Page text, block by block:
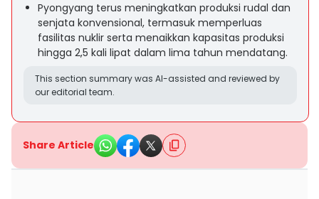
Pyongyang terus meningkatkan produksi rudal dan
senjata konvensional, termasuk memperluas
fasilitas nuklir serta menaikkan kapasitas produksi
hingga 2,5 kali lipat dalam lima tahun mendatang.
This section summary was AI-assisted and reviewed by
our editorial team.
Share Article